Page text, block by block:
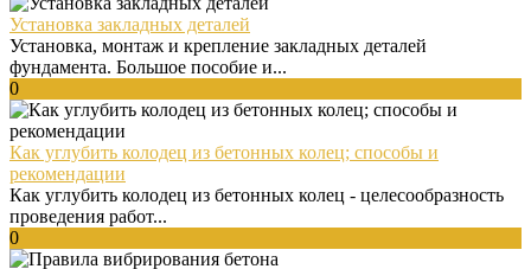
Установка закладных деталей
Установка, монтаж и крепление закладных деталей
фундамента. Большое пособие и...
0
Как углубить колодец из бетонных колец; способы и
рекомендации
Как углубить колодец из бетонных колец - целесообразность
проведения работ...
0